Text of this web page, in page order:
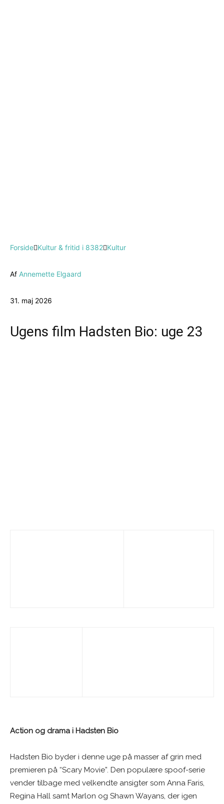
Forside Kultur & fritid i 8382 Kultur
Af Annemette Elgaard
31. maj 2026
Ugens film Hadsten Bio: uge 23
Action og drama i Hadsten Bio
Hadsten Bio byder i denne uge på masser af grin med
premieren på “Scary Movie”. Den populære spoof-serie
vender tilbage med velkendte ansigter som Anna Faris,
Regina Hall samt Marlon og Shawn Wayans, der igen